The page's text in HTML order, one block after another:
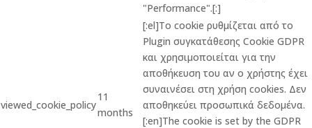
"Performance".[:]
viewed_cookie_policy
11
months
[:el]Το cookie ρυθμίζεται από το
Plugin συγκατάθεσης Cookie GDPR
και χρησιμοποιείται για την
αποθήκευση του αν ο χρήστης έχει
συναινέσει στη χρήση cookies. Δεν
αποθηκεύει προσωπικά δεδομένα.
[:en]The cookie is set by the GDPR